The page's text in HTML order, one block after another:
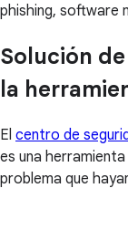
phishing, software
Solución
la
El centro de
es una
problema que